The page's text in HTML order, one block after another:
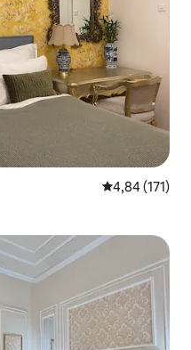
4,84 de uma
4,84 (171)